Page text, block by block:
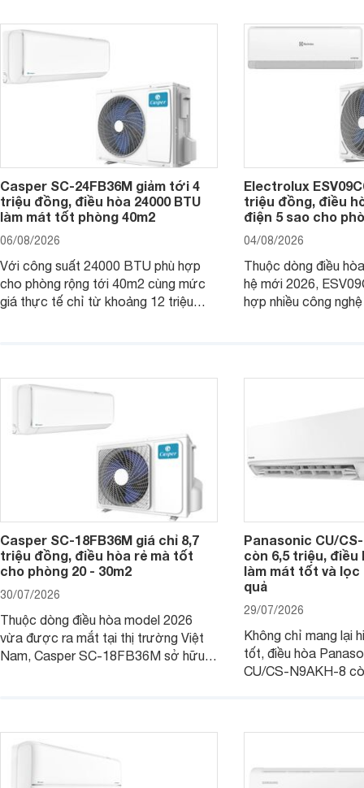
Casper SC-24FB36M giảm tới 4
triệu đồng, điều hòa 24000 BTU
làm mát tốt phòng 40m2
06/08/2026
Với công suất 24000 BTU phù hợp
cho phòng rộng tới 40m2 cùng mức
giá thực tế chỉ từ khoảng 12 triệu
Electrolux
triệu đồng, điều
điện 5 sao cho
04/08/2026
Thuộc dòng điều
hệ mới 2026,
hợp nhiều công
Casper SC-18FB36M giá chỉ 8,7
triệu đồng, điều hòa rẻ mà tốt
cho phòng 20 - 30m2
30/07/2026
Thuộc dòng điều hòa model 2026
vừa được ra mắt tại thị trường Việt
Nam, Casper SC-18FB36M sở hữu
nhiều tính năng và công nghệ hiện đại.
Panasonic CU/
còn 6,5 triệu, điều
làm mát tốt và lọc
quả
29/07/2026
Không chỉ mang lại
tốt, điều hòa
CU/CS-N9AKH-8